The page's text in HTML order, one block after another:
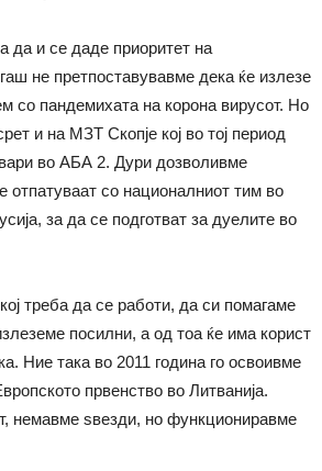
да и се даде приоритет на
не претпоставувавме дека ќе излезе
со пандемихата на корона вирусот. Но
и на МЗТ Скопје кој во тој период
во АБА 2. Дури дозволивме
со националниот тим во
за да се подготват за дуелите во
треба да се работи, да си помагаме
посилни, а од тоа ќе има корист
Ние така во 2011 година го освоивме
првенство во Литванија.
немавме ѕвезди, но функциониравме